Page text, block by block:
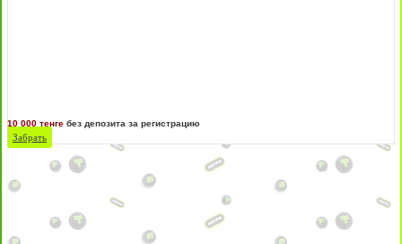
10 000 тенге без депозита за регистрацию
Забрать